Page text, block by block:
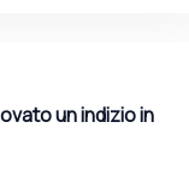
un indizio in